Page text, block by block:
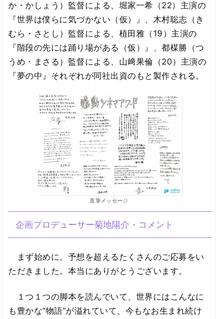
か・かしょう）監督による、堀家一希（22）主演の
『世界は僕らに気づかない（仮）』、木村聡志（き
むら・さとし）監督による、植田雅（19）主演の
『階段の先には踊り場がある（仮）』、都楳勝（つ
うめ・まさる）監督による、山﨑果倫（20）主演の
『夢の中』それぞれが同社出資のもと製作される。
直筆メッセージ
企画プロデューサー菊地陽介・コメント
まず始めに。予想を超えるたくさんのご応募をい
ただきました。本当にありがとうございます。
１つ１つの脚本を読んでいて、世界にはこんなに
も豊かな“物語”が溢れていて、今もなお生まれ続け